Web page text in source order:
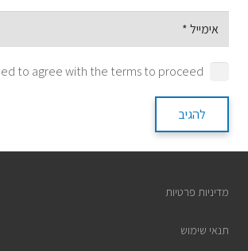
to agree with the terms to proceed
להגיב
מדיניות פרטיות
תנאי שימוש